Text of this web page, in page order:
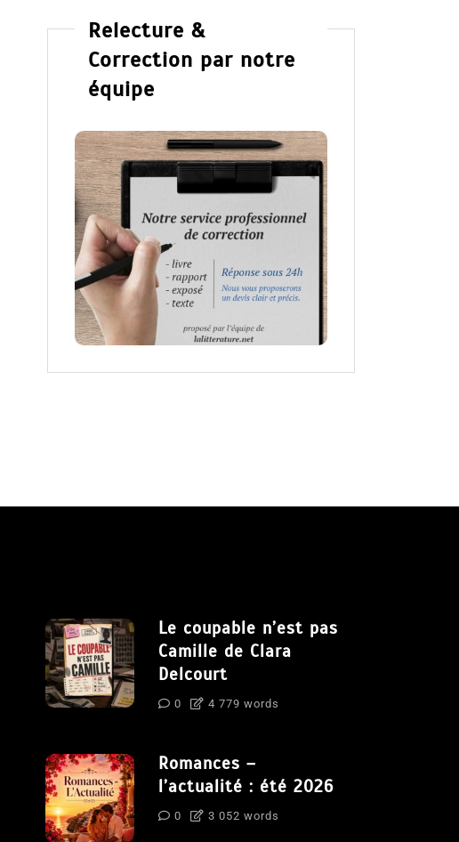
Relecture &
Correction par notre
équipe
Le coupable n’est pas
Camille de Clara
Delcourt
0 4 779 words
Romances –
l’actualité : été 2026
0 3 052 words